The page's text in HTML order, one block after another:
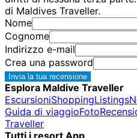
di Maldives Traveller.
Nome
Cognome
Indirizzo e-mail
Crea una password
Invia la tua recensione
Esplora Maldive Traveller
EscursioniShoppingListings
Guida di viaggioFoto
Traveller